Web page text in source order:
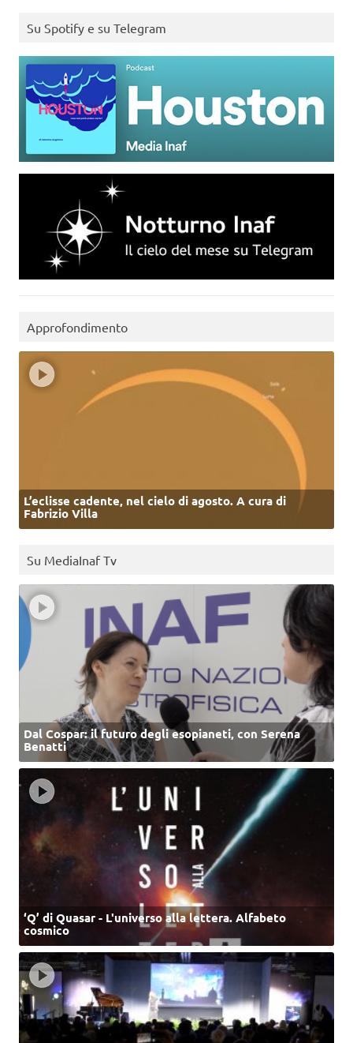
Su Spotify e su Telegram
Approfondimento
L’eclisse cadente, nel cielo di agosto. A cura di
Fabrizio Villa
Su MediaInaf Tv
Dal Cospar: il futuro degli esopianeti, con Serena
Benatti
‘Q’ di Quasar - L'universo alla lettera. Alfabeto
cosmico